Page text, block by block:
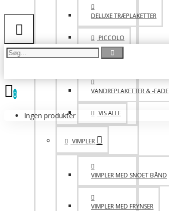
0
Ingen produkter
DELUXE TRÆPLAKETTER
PICCOLO
FADE
VANDREPLAKETTER & -FADE
VIS ALLE
VIMPLER
VIMPLER MED SNOET BÅND
VIMPLER MED FRYNSER